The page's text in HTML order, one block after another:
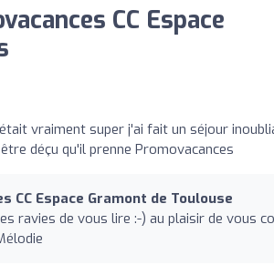
CC Espace
vraiment super j'ai fait un séjour
déçu qu'il prenne Promovacances
CC Espace Gramont de Toulouse
ravies de vous lire :-) au plaisir de vous